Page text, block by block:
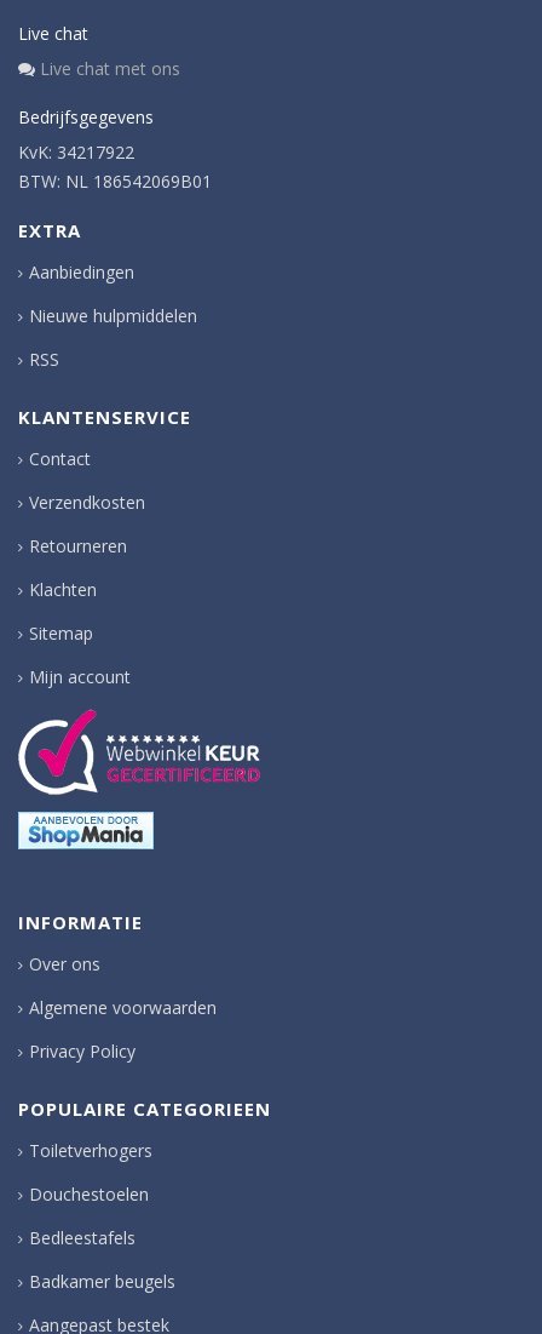
Live chat
Live chat met ons
Bedrijfsgegevens
KvK: 34217922
BTW: NL 186542069B01
EXTRA
Aanbiedingen
Nieuwe hulpmiddelen
RSS
KLANTENSERVICE
Contact
Verzendkosten
Retourneren
Klachten
Sitemap
Mijn account
INFORMATIE
Over ons
Algemene voorwaarden
Privacy Policy
POPULAIRE CATEGORIEEN
Toiletverhogers
Douchestoelen
Bedleestafels
Badkamer beugels
Aangepast bestek